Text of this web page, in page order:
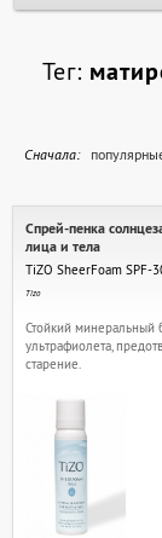
Тег:
Cначала:
Спрей-пенка
лица и тела
TiZO SheerFoam SPF-
Tizo
Стойкий минеральный
ультрафиолета,
старение.